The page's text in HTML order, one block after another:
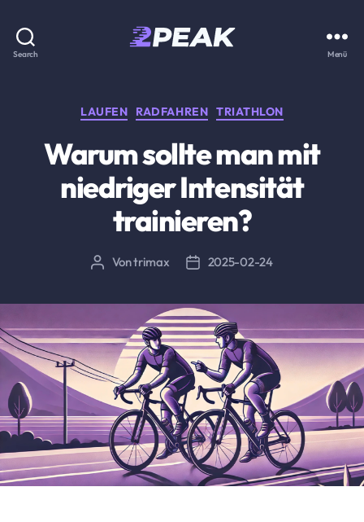
Search Menü
Kategorien
LAUFEN RADFAHREN TRIATHLON
Warum sollte man mit
niedriger Intensität
trainieren?
Beitragsautor
Vontrimax Beitragsdatum
2025-02-24